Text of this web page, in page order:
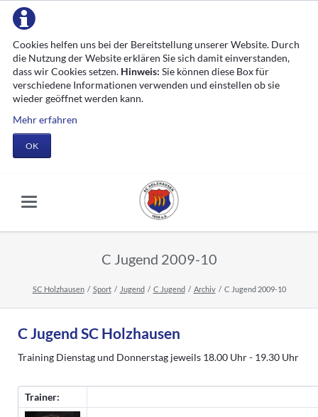
Cookies helfen uns bei der Bereitstellung unserer Website. Durch
die Nutzung der Website erklären Sie sich damit einverstanden,
dass wir Cookies setzen. Hinweis: Sie können diese Box für
verschiedene Informationen verwenden und einstellen ob sie
wieder geöffnet werden kann.
Mehr erfahren
OK
C Jugend 2009-10
SC Holzhausen Sport Jugend C Jugend Archiv C Jugend 2009-10
C Jugend SC Holzhausen
Training Dienstag und Donnerstag jeweils 18.00 Uhr - 19.30 Uhr
Trainer: